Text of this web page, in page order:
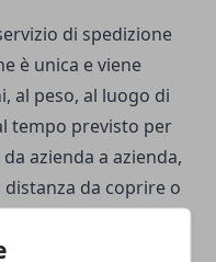
di spedizione
è unica e viene
al peso, al luogo di
tempo previsto per
azienda a azienda,
da coprire o
possono anche
o prodotto da